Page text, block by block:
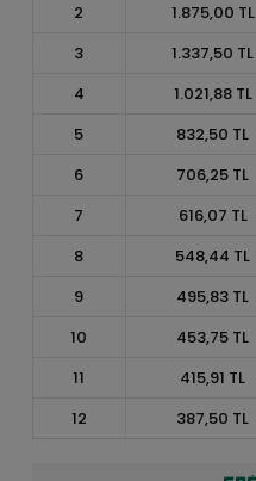
2
1.875,00 TL
3
1.337,50 TL
4
1.021,88 TL
5
832,50 TL
6
706,25 TL
7
616,07 TL
8
548,44 TL
9
495,83 TL
10
453,75 TL
11
415,91 TL
12
387,50 TL